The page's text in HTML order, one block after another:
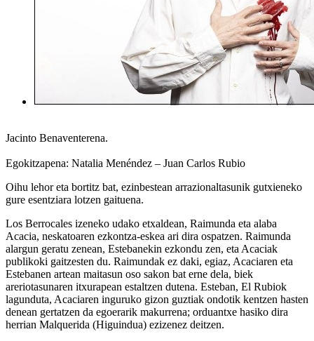
Jacinto Benaventerena.
Egokitzapena: Natalia Menéndez – Juan Carlos Rubio
Oihu lehor eta bortitz bat, ezinbestean arrazionaltasunik gutxieneko
gure esentziara lotzen gaituena.
Los Berrocales izeneko udako etxaldean, Raimunda eta alaba
Acacia, neskatoaren ezkontza-eskea ari dira ospatzen. Raimunda
alargun geratu zenean, Estebanekin ezkondu zen, eta Acaciak
publikoki gaitzesten du. Raimundak ez daki, egiaz, Acaciaren eta
Estebanen artean maitasun oso sakon bat erne dela, biek
areriotasunaren itxurapean estaltzen dutena. Esteban, El Rubiok
lagunduta, Acaciaren inguruko gizon guztiak ondotik kentzen hasten
denean gertatzen da egoerarik makurrena; orduantxe hasiko dira
herrian Malquerida (Higuindua) ezizenez deitzen.